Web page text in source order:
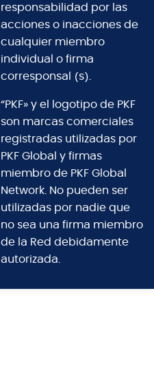
responsabilidad por las
acciones o inacciones de
cualquier miembro
individual o firma
corresponsal (s).
“PKF» y el logotipo de PKF
son marcas comerciales
registradas utilizadas por
PKF Global y firmas
miembro de PKF Global
Network. No pueden ser
utilizadas por nadie que
no sea una firma miembro
de la Red debidamente
autorizada.